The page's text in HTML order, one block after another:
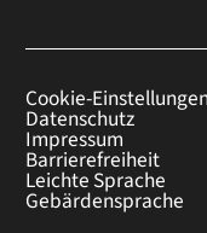
Cookie-
Datenschutz
Impressum
Barrierefreiheit
Leichte Sprache
Gebärdensprache